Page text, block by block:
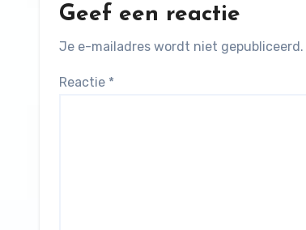
Geef een reactie
Je e-mailadres wordt niet gepubliceerd.
Reactie *